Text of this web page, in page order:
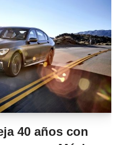
40 años con